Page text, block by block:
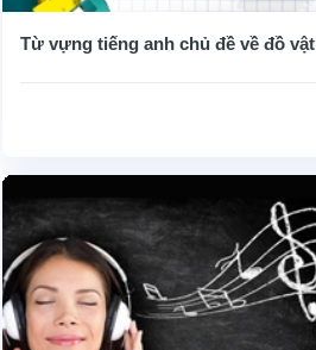
Từ vựng tiếng anh chủ đề về đồ vật